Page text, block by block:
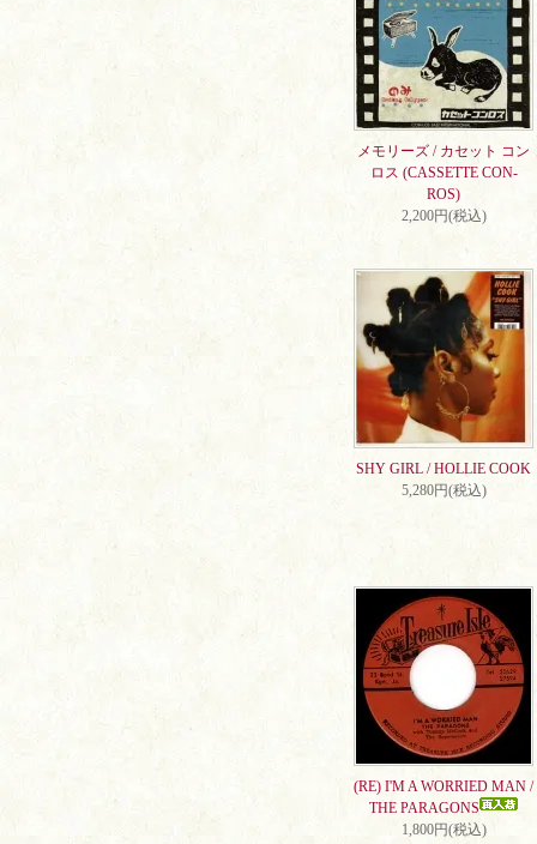
メモリーズ / カセット コン
ロス (CASSETTE CON-
ROS)
2,200円(税込)
SHY GIRL / HOLLIE COOK
5,280円(税込)
(RE) I'M A WORRIED MAN /
THE PARAGONS
1,800円(税込)